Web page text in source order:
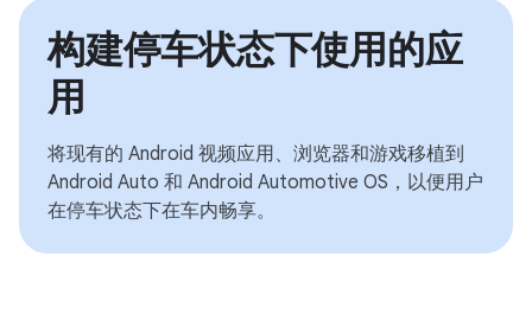
构建停车状态下使用的应
用
将现有的 Android 视频应用、浏览器和游戏移植到
Android Auto 和 Android Automotive OS，以便用户
在停车状态下在车内畅享。